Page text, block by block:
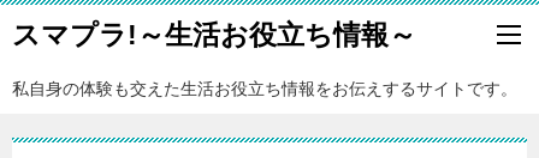
スマプラ!～生活お役立ち情報～
私自身の体験も交えた生活お役立ち情報をお伝えするサイトです。